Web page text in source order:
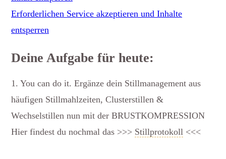
Erforderlichen Service akzeptieren und Inhalte
entsperren
Deine Aufgabe für heute:
1. You can do it. Ergänze dein Stillmanagement aus
häufigen Stillmahlzeiten, Clusterstillen &
Wechselstillen nun mit der BRUSTKOMPRESSION
Hier findest du nochmal das >>> Stillprotokoll <<<